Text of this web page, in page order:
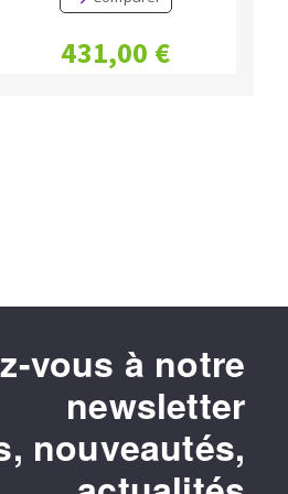
431,00 €
vous à notre
newsletter
nouveautés,